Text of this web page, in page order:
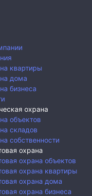
квартиры
дома
бизнеса
охрана
объектов
складов
собственности
охрана
охрана объектов
охрана квартиры
охрана дома
охрана бизнеса